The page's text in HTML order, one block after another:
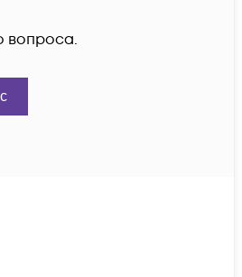
вопроса.